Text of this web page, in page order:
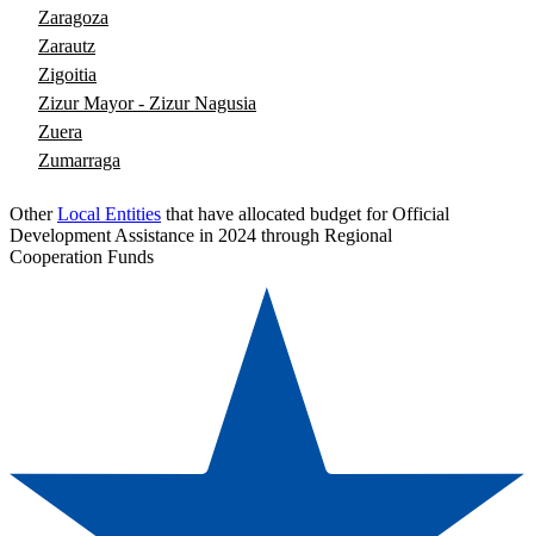
Zaragoza
Zarautz
Zigoitia
Zizur Mayor - Zizur Nagusia
Zuera
Zumarraga
OtherLocal Entities that have allocated budget for Official
Development Assistance in 2024 through Regional
Cooperation Funds